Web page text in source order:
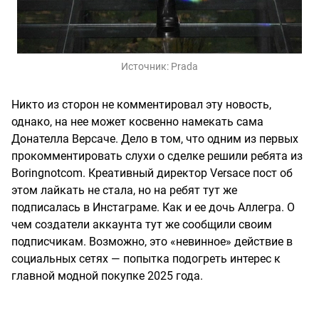
Источник: Prada
Никто из сторон не комментировал эту новость,
однако, на нее может косвенно намекать сама
Донателла Версаче. Дело в том, что одним из первых
прокомментировать слухи о сделке решили ребята из
Boringnotcom. Креативный директор Versace пост об
этом лайкать не стала, но на ребят тут же
подписалась в Инстаграме. Как и ее дочь Аллегра. О
чем создатели аккаунта тут же сообщили своим
подписчикам. Возможно, это «невинное» действие в
социальных сетях — попытка подогреть интерес к
главной модной покупке 2025 года.